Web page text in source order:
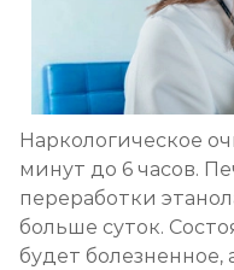
Наркологическое
минут до 6 часов.
переработки
больше суток.
будет болезненное,